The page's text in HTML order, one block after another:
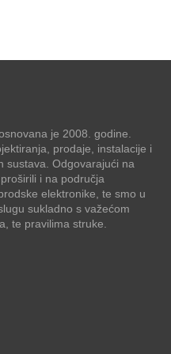
je 2008. godine.
prodaje, instalacije i
sustava. Odgovarajući na
i na područja
elektronike, te smo u
sukladno s važećom
te pravilima struke.